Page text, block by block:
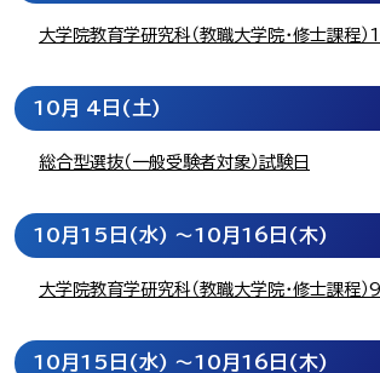
大学院教育学研究科（教職大学院・修士課程
10月 4日 (土)
総合型選抜（一般受験者対象）試験日
10月15日 (水) ～10月16日 (木)
大学院教育学研究科（教職大学院・修士課程
10月15日 (水) ～10月16日 (木)